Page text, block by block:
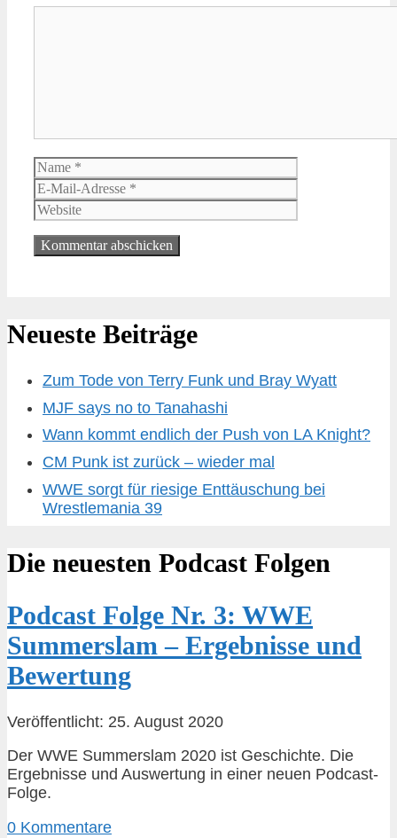
Name
Mail-
Neueste Beiträge
Zum Tode von Terry Funk und Bray Wyatt
MJF says no to Tanahashi
Wann kommt endlich der Push von LA Knight?
CM Punk ist zurück – wieder mal
WWE sorgt für riesige Enttäuschung bei
Wrestlemania 39
Die neuesten Podcast Folgen
Podcast Folge Nr. 3: WWE
Summerslam – Ergebnisse und
Bewertung
Veröffentlicht: 25. August 2020
Der WWE Summerslam 2020 ist Geschichte. Die
Ergebnisse und Auswertung in einer neuen Podcast-
Folge.
0 Kommentare